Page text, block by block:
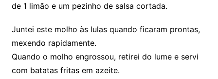
de 1 limão e um pezinho de salsa cortada.
Juntei este molho às lulas quando ficaram prontas,
mexendo rapidamente.
Quando o molho engrossou, retirei do lume e servi
com batatas fritas em azeite.